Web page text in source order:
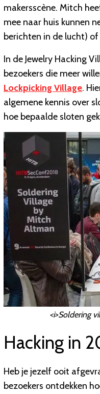
makersscène. Mitch
mee naar huis kunnen
berichten in de lucht)
In de Jewelry Hacking
bezoekers die meer
Lockpicking Village.
algemene kennis over
hoe bepaalde sloten
<i>Soldering
Hacking in
Heb je jezelf ooit
bezoekers ontdekken